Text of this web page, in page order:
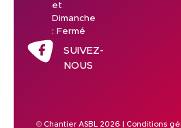
et
Dimanche
: Fermé
SUIVEZ-
NOUS
© Chantier ASBL 2026 | Conditions